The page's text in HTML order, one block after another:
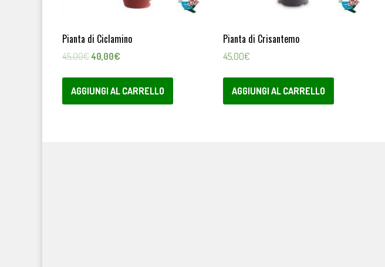
Pianta di Ciclamino
45,00€Il
era:
40,00€
è:
AGGIUNGI AL CARRELLO
Pianta di Crisantemo
45,00€
AGGIUNGI AL CARRELLO